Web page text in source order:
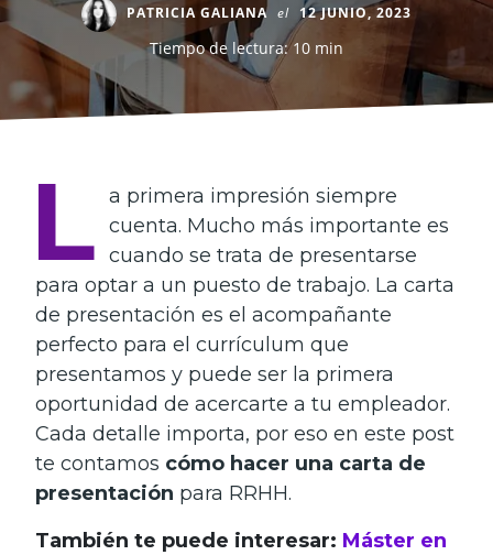
PATRICIA GALIANA el 12 JUNIO, 2023
Tiempo de lectura: 10 min
L a primera impresión siempre
cuenta. Mucho más importante es
cuando se trata de presentarse
para optar a un puesto de trabajo. La carta
de presentación es el acompañante
perfecto para el currículum que
presentamos y puede ser la primera
oportunidad de acercarte a tu empleador.
Cada detalle importa, por eso en este post
te contamos cómo hacer una carta de
presentación para RRHH.
También te puede interesar: Máster en